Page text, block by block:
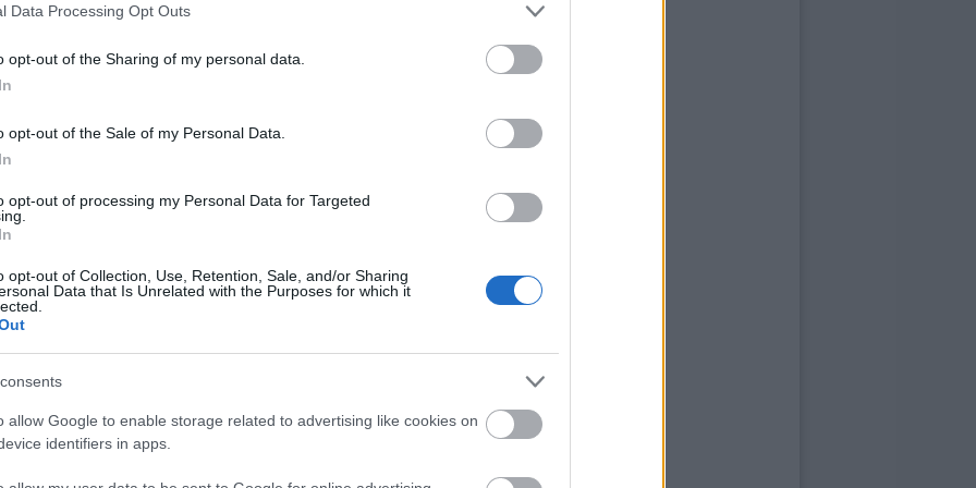
Data Processing Opt Outs
opt-out of the Sharing of my personal data.
opt-out of the Sale of my Personal Data.
opt-out of processing my Personal Data for Targeted
opt-out of Collection, Use, Retention, Sale, and/or Sharing
Data that Is Unrelated with the Purposes for which it
allow Google to enable storage related to advertising like cookies on
identifiers in apps.
csúszna le,
180 ezret?
Whisky? Vodka? Tequila? Mondjuk ebben a
lehet az! Hihetetlen, de létezik: megjelent
amelyben fizetett alkoholfogyasztókat
-tényleg?